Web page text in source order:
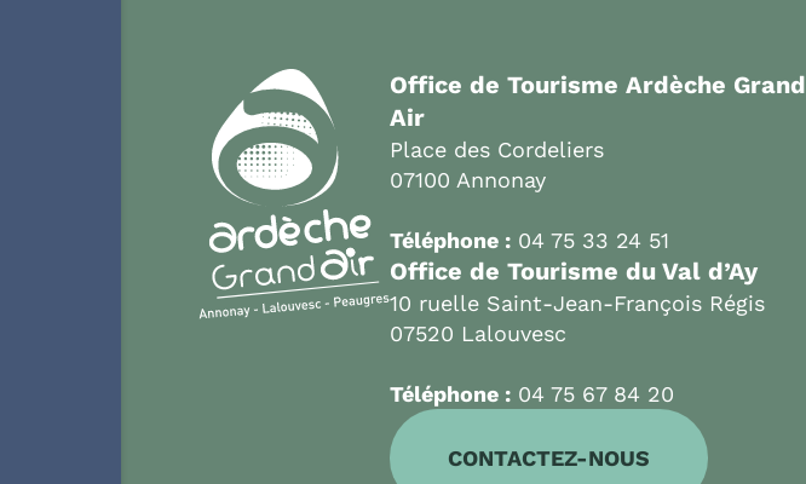
Office de Tourisme Ardèche Grand
Air
Place des Cordeliers
07100 Annonay
Téléphone : 04 75 33 24 51
Office de Tourisme du Val d’Ay
10 ruelle Saint-Jean-François Régis
07520 Lalouvesc
Téléphone : 04 75 67 84 20
CONTACTEZ-NOUS